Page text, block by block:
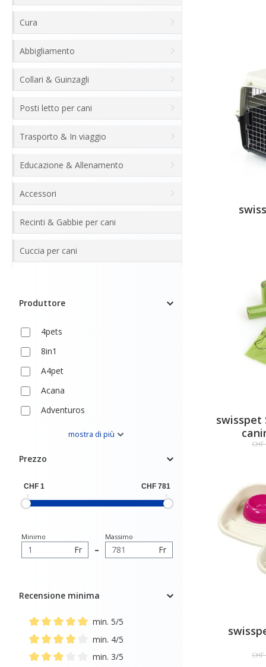
Cura
Abbigliamento
Collari & Guinzagli
Posti letto per cani
Trasporto & In viaggio
Educazione & Allenamento
Accessori
Recinti & Gabbie per cani
Cuccia per cani
Produttore
4pets
8in1
A4pet
Acana
Adventuros
Amigard
Anibio
Anima Strath
Bello
Betty's Landhausküche
Bionic
mostra di più
Prezzo
Minimo
Fr –
Massimo
Fr
Recensione minima
Add filter: Minimum rating of 5 out of 5 stars
min. 5/5
Add filter: Minimum rating of 4 out of 5 stars
min. 4/5
min. 3/5
padrone
swisspet